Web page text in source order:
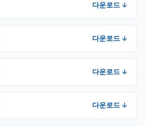
다운로드 ↓
다운로드 ↓
다운로드 ↓
다운로드 ↓